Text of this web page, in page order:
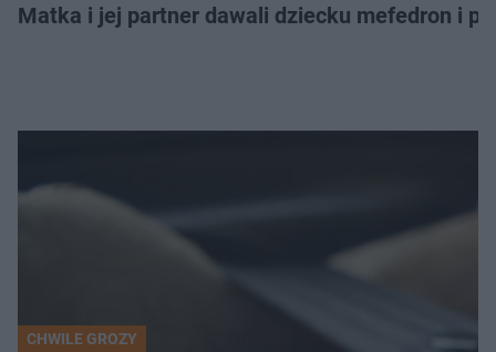
Matka i jej partner dawali dziecku mefedron i
CHWILE GROZY